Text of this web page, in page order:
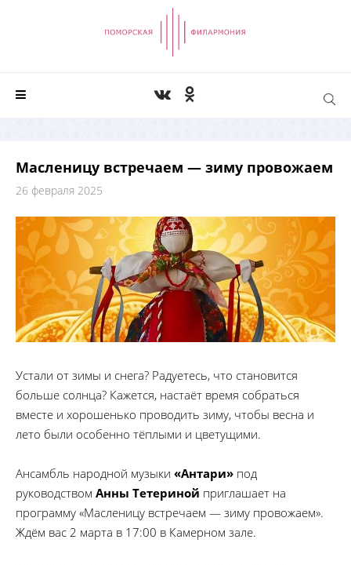
Масленицу встречаем — зиму провожаем
26 февраля 2025
Устали от зимы и снега? Радуетесь, что становится
больше солнца? Кажется, настаёт время собраться
вместе и хорошенько проводить зиму, чтобы весна и
лето были особенно тёплыми и цветущими.
Ансамбль народной музыки «Антари» под
руководством Анны Тетериной приглашает на
программу «Масленицу встречаем — зиму провожаем».
Ждём вас 2 марта в 17:00 в Камерном зале.